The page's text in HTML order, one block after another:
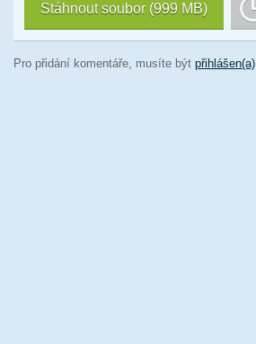
Stáhnout soubor (999 MB)
Pro přidání komentáře, musíte být přihlášen(a)